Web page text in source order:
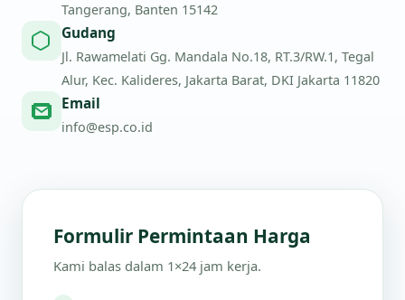
Tangerang, Banten 15142
Gudang
Jl. Rawamelati Gg. Mandala No.18, RT.3/RW.1, Tegal
Alur, Kec. Kalideres, Jakarta Barat, DKI Jakarta 11820
Email
info@esp.co.id
Formulir Permintaan Harga
Kami balas dalam 1×24 jam kerja.